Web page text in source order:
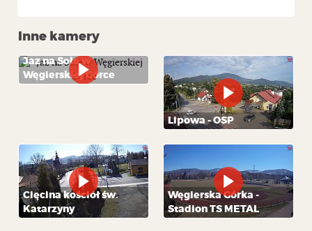
Inne kamery
Jaz na Sole w
Węgierskiej Górce
Lipowa - OSP
Cięcina kościół św.
Katarzyny
Węgierska Górka -
Stadion TS METAL